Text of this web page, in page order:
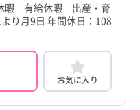
暇 有給休暇 出産・育
り月9日 年間休日：108
お気に入り